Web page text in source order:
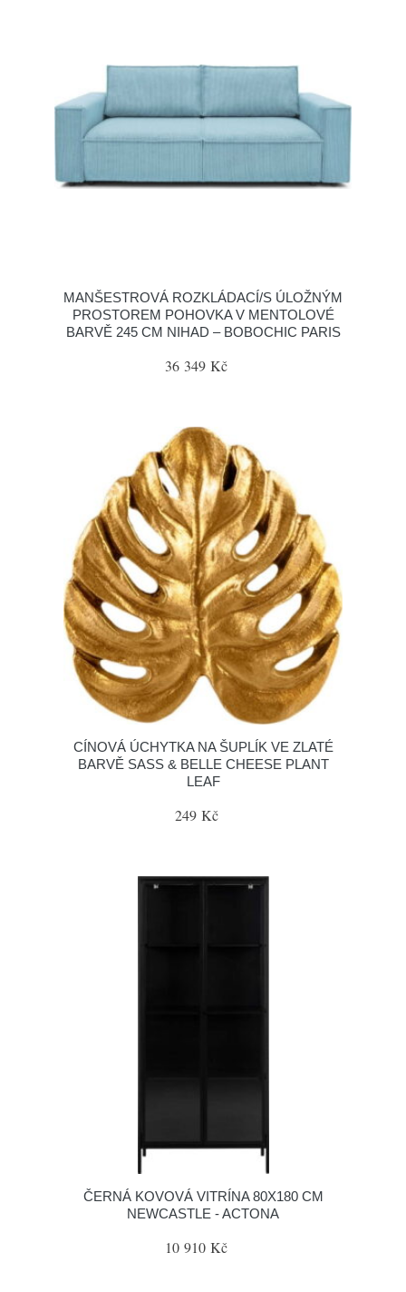
MANŠESTROVÁ ROZKLÁDACÍ/S ÚLOŽNÝM
PROSTOREM POHOVKA V MENTOLOVÉ
BARVĚ 245 CM NIHAD – BOBOCHIC PARIS
36 349 Kč
CÍNOVÁ ÚCHYTKA NA ŠUPLÍK VE ZLATÉ
BARVĚ SASS & BELLE CHEESE PLANT
LEAF
249 Kč
ČERNÁ KOVOVÁ VITRÍNA 80X180 CM
NEWCASTLE - ACTONA
10 910 Kč